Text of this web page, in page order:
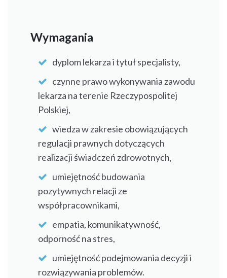
Wymagania
dyplom lekarza i tytuł specjalisty,
czynne prawo wykonywania zawodu
lekarza na terenie Rzeczypospolitej
Polskiej,
wiedza w zakresie obowiązujących
regulacji prawnych dotyczących
realizacji świadczeń zdrowotnych,
umiejętność budowania
pozytywnych relacji ze
współpracownikami,
empatia, komunikatywność,
odporność na stres,
umiejętność podejmowania decyzji i
rozwiązywania problemów.